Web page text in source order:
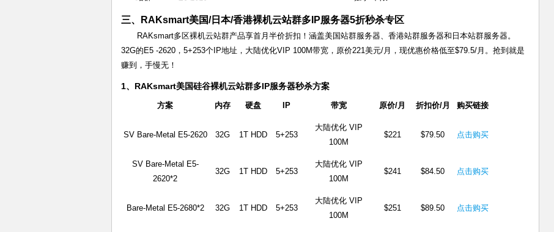
三、RAKsmart美国/日本/香港裸机云站群多IP服务器5折秒杀专区
RAKsmart多区裸机云站群产品享首月半价折扣！涵盖美国站群服务器、香港站群服务器和日本站群服务器。
32G的E5 -2620，5+253个IP地址，大陆优化VIP 100M带宽，原价221美元/月，现优惠价格低至$79.5/月。抢到就是
赚到，手慢无！
1、RAKsmart美国硅谷裸机云站群多IP服务器秒杀方案
方案 内存 硬盘 IP 带宽 原价/月 折扣价/月 购买链接
SV Bare-Metal E5-2620 32G 1T HDD 5+253
大陆优化 VIP
100M
$221 $79.50 点击购买
SV Bare-Metal E5-
2620*2
32G 1T HDD 5+253
大陆优化 VIP
100M
$241 $84.50 点击购买
Bare-Metal E5-2680*2 32G 1T HDD 5+253
大陆优化 VIP
100M
$251 $89.50 点击购买